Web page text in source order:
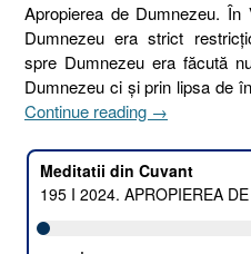
Apropierea de Dumnezeu.
Dumnezeu era strict
spre Dumnezeu era făcută
Dumnezeu ci și prin lipsa de
Continue reading „195
2024.
DE
→